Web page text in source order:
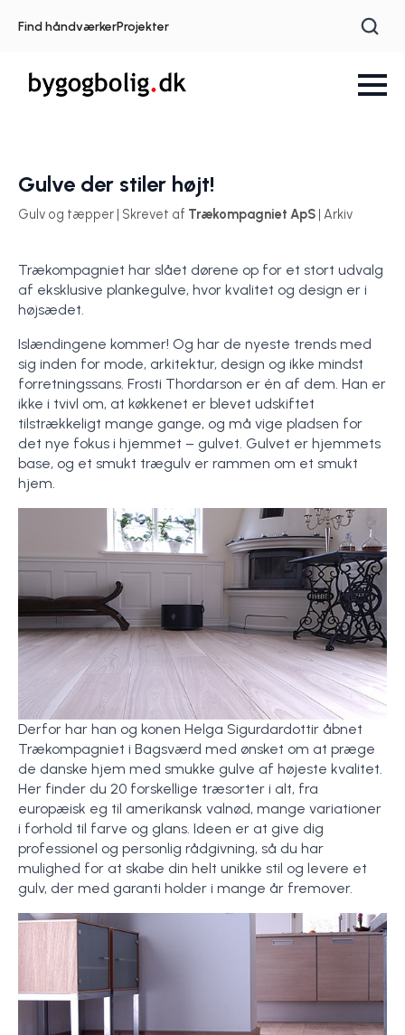
Find håndværkerProjekter
Gulve der stiler højt!
Gulv og tæpper | Skrevet af Trækompagniet ApS | Arkiv
Trækompagniet har slået dørene op for et stort udvalg
af eksklusive plankegulve, hvor kvalitet og design er i
højsædet.
Islændingene kommer! Og har de nyeste trends med
sig inden for mode, arkitektur, design og ikke mindst
forretningssans. Frosti Thordarson er én af dem. Han er
ikke i tvivl om, at køkkenet er blevet udskiftet
tilstrækkeligt mange gange, og må vige pladsen for
det nye fokus i hjemmet – gulvet. Gulvet er hjemmets
base, og et smukt trægulv er rammen om et smukt
hjem.
Derfor har han og konen Helga Sigurdardottir åbnet
Trækompagniet i Bagsværd med ønsket om at præge
de danske hjem med smukke gulve af højeste kvalitet.
Her finder du 20 forskellige træsorter i alt, fra
europæisk eg til amerikansk valnød, mange variationer
i forhold til farve og glans. Ideen er at give dig
professionel og personlig rådgivning, så du har
mulighed for at skabe din helt unikke stil og levere et
gulv, der med garanti holder i mange år fremover.